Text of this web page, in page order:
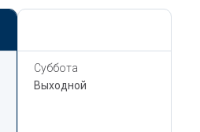
Суббота
Выходной